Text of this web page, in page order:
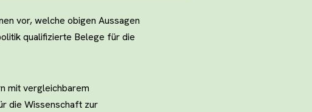
vor, welche obigen Aussagen
qualifizierte Belege für die
mit vergleichbarem
die Wissenschaft zur